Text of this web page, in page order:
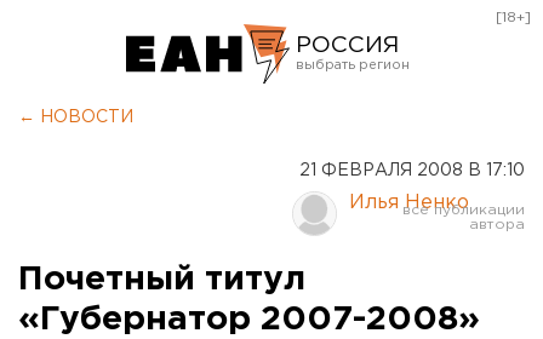
РОССИЯ
Курган
Оренбург
[18+]
← НОВОСТИ
21 ФЕВРАЛЯ 2008 В 17:10
Илья Ненко
Почетный титул
«Губернатор 2007-2008»